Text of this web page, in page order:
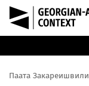
Паата Закареишвили